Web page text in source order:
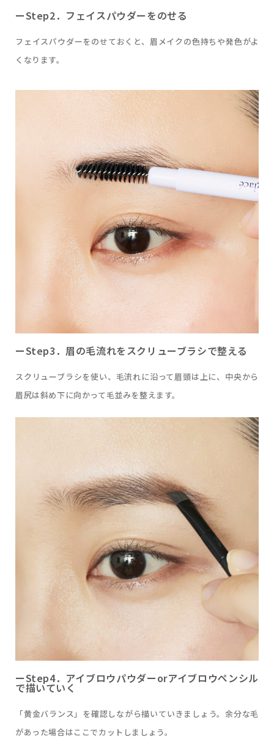
ーStep2．フェイスパウダーをのせる
フェイスパウダーをのせておくと、眉メイクの色持ちや発色がよ
くなります。
ーStep3．眉の毛流れをスクリューブラシで整える
スクリューブラシを使い、毛流れに沿って眉頭は上に、中央から
眉尻は斜め下に向かって毛並みを整えます。
ーStep4．アイブロウパウダーorアイブロウペンシル
で描いていく
「黄金バランス」を確認しながら描いていきましょう。余分な毛
があった場合はここでカットしましょう。